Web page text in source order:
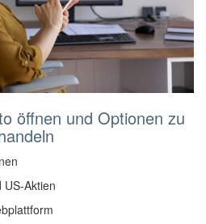
öffnen und Optionen zu
Aktien